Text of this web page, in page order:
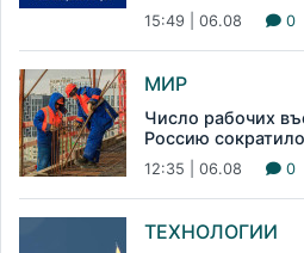
15:49 | 06.08 0
МИР
Число рабочих
Россию
12:35 | 06.08 0
ТЕХНОЛОГИИ